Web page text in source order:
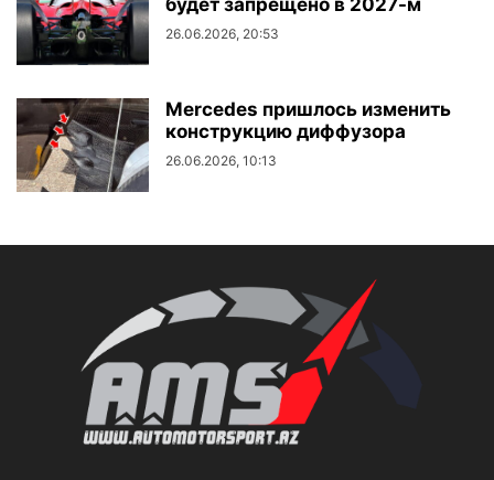
будет запрещено в 2027-м
26.06.2026, 20:53
Mercedes пришлось изменить
конструкцию диффузора
26.06.2026, 10:13